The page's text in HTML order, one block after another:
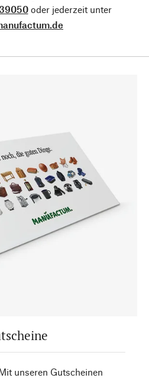
oder jederzeit unter
unseren Gutscheinen